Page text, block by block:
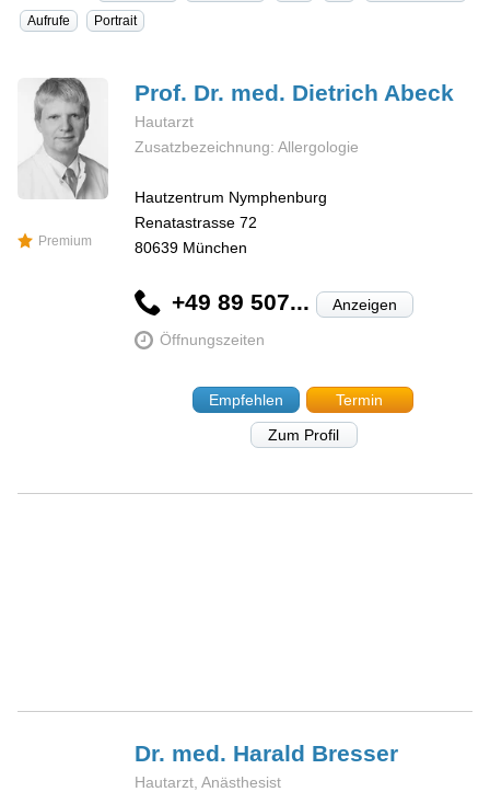
Aufrufe
Portrait
Premium
Prof. Dr. med. Dietrich Abeck
Hautarzt
Zusatzbezeichnung: Allergologie
Hautzentrum Nymphenburg
Renatastrasse 72
80639 München
+49 89 507... Anzeigen
Öffnungszeiten
Empfehlen
Termin
Zum Profil
Dr. med. Harald Bresser
Hautarzt, Anästhesist